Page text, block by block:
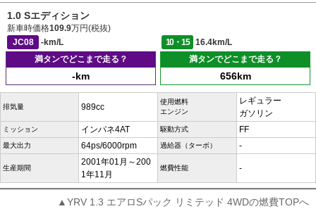
1.0 Sエディション
新車時価格109.9万円(税抜)
JC08
-km/L 10・15
16.4km/L
満タンでどこまで走る？
-km
満タンでどこまで走る？
656km
排気量 989cc
使用燃料
エンジン
レギュラー
ガソリン
ミッション インパネ4AT 駆動方式 FF
最大出力 64ps/6000rpm 過給器（ターボ） -
生産期間
2001年01月～200
1年11月
燃費性能 -
▲YRV 1.3 エアロSパック リミテッド 4WDの燃費TOPへ